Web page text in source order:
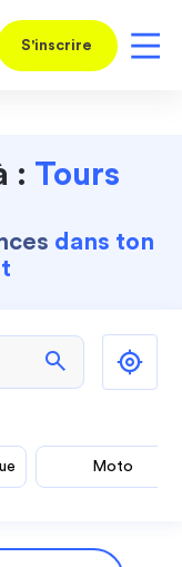
S'inscrire
: Tours
dans ton
search
Moto